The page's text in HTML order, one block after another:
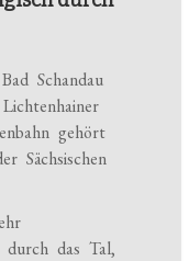
Schandau
gehört
Sächsischen
durch das Tal,